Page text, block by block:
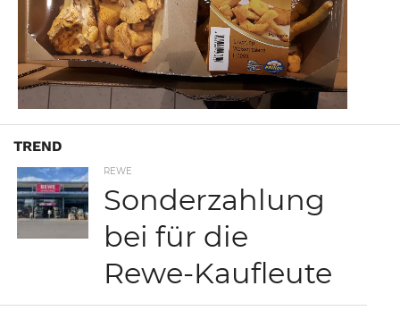
TREND
REWE
Sonderzahlung
bei für die
Rewe-Kaufleute